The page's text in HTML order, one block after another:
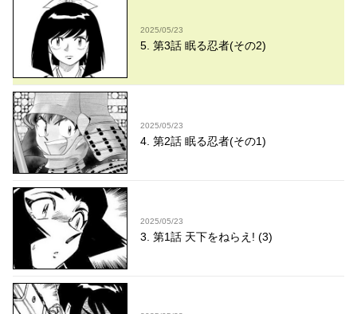
2025/05/23
5. 第3話 眠る忍者(その2)
2025/05/23
4. 第2話 眠る忍者(その1)
2025/05/23
3. 第1話 天下をねらえ! (3)